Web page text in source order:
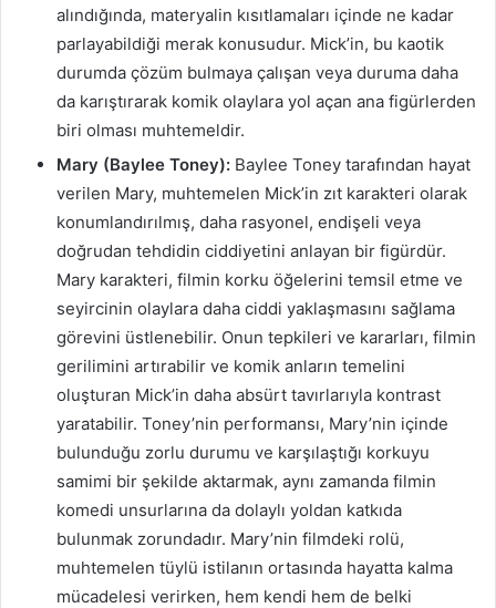
alındığında, materyalin kısıtlamaları içinde ne kadar
parlayabildiği merak konusudur. Mick’in, bu kaotik
durumda çözüm bulmaya çalışan veya duruma daha
da karıştırarak komik olaylara yol açan ana figürlerden
biri olması muhtemeldir.
Mary (Baylee Toney): Baylee Toney tarafından hayat
verilen Mary, muhtemelen Mick’in zıt karakteri olarak
konumlandırılmış, daha rasyonel, endişeli veya
doğrudan tehdidin ciddiyetini anlayan bir figürdür.
Mary karakteri, filmin korku öğelerini temsil etme ve
seyircinin olaylara daha ciddi yaklaşmasını sağlama
görevini üstlenebilir. Onun tepkileri ve kararları, filmin
gerilimini artırabilir ve komik anların temelini
oluşturan Mick’in daha absürt tavırlarıyla kontrast
yaratabilir. Toney’nin performansı, Mary’nin içinde
bulunduğu zorlu durumu ve karşılaştığı korkuyu
samimi bir şekilde aktarmak, aynı zamanda filmin
komedi unsurlarına da dolaylı yoldan katkıda
bulunmak zorundadır. Mary’nin filmdeki rolü,
muhtemelen tüylü istilanın ortasında hayatta kalma
mücadelesi verirken, hem kendi hem de belki